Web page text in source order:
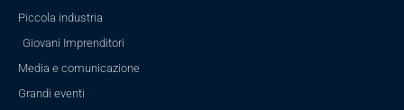
Piccola industria
Giovani Imprenditori
Media e comunicazione
Grandi eventi